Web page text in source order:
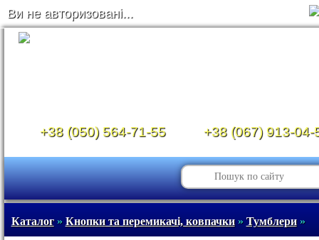
Ви не авторизовані...
+38 (050) 564-71-55 +38 (067) 913-04-
Каталог» Кнопки та перемикачі, ковпачки» Тумблери»